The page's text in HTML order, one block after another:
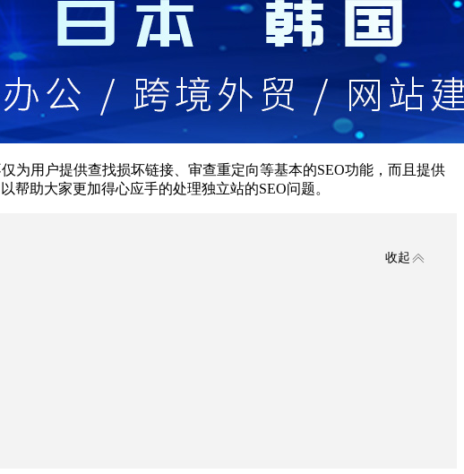
仅为用户提供查找损坏链接、审查重定向等基本的SEO功能，而且提供
帮助大家更加得心应手的处理独立站的SEO问题。
收起